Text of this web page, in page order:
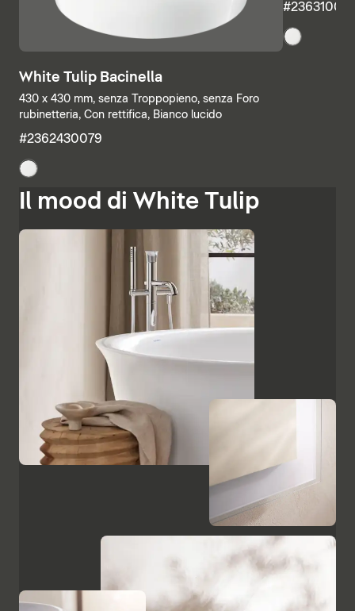
White Tulip Bacinella
430 x 430 mm, senza Troppopieno, senza Foro
rubinetteria, Con rettifica, Bianco lucido
#2362430079
Il mood di White Tulip